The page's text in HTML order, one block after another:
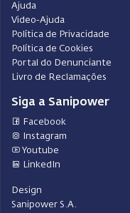
Ajuda
Video-Ajuda
Política de Privacidade
Política de Cookies
Portal do Denunciante
Livro de Reclamações
Siga a Sanipower
Facebook
Instagram
Youtube
LinkedIn
Design
Sanipower S.A.